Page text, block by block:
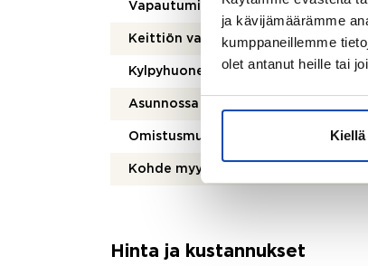
ja kävijämäärämme
kumppaneillemme
olet antanut heille tai
Kiellä
Vapautuminen:
Keittiön varusteet:
Kylpyhuoneen varusteet:
Asunnossa sauna:
Omistusmuoto:
Kohde myydään vuokrattuna:
Hinta ja kustannukset